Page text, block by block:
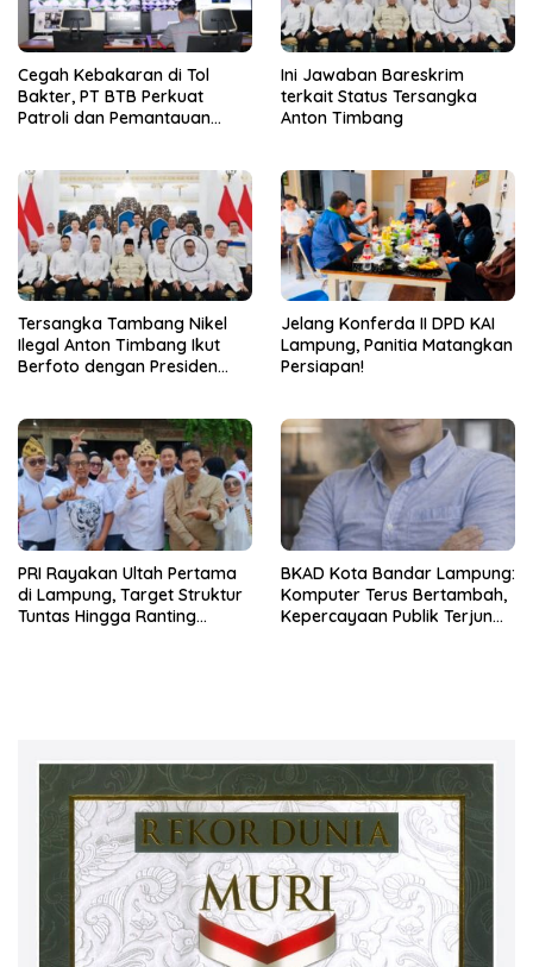
Cegah Kebakaran di Tol
Bakter, PT BTB Perkuat
Patroli dan Pemantauan
Ini Jawaban Bareskrim
terkait Status Tersangka
Anton Timbang
Tersangka Tambang Nikel
Ilegal Anton Timbang Ikut
Berfoto dengan Presiden
Jelang Konferda II DPD KAI
Lampung, Panitia Matangkan
Persiapan!
PRI Rayakan Ultah Pertama
di Lampung, Target Struktur
Tuntas Hingga Ranting
BKAD Kota Bandar Lampung:
Komputer Terus Bertambah,
Kepercayaan Publik Terjun